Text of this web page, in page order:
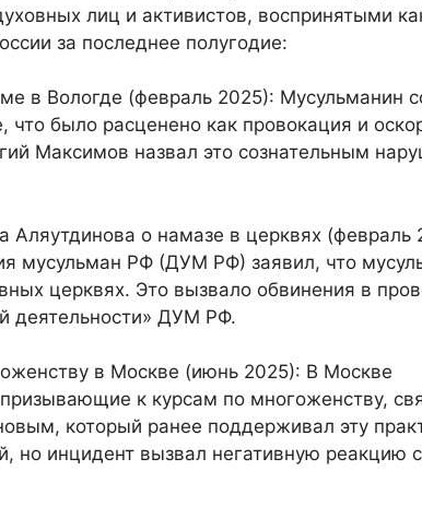
лиц и активистов, воспринятыми
за последнее полугодие:
в Вологде (февраль 2025): Мусульманин
было расценено как провокация и
Максимов назвал это сознательным
Аляутдинова о намазе в церквях (февраль
мусульман РФ (ДУМ РФ) заявил, что
церквях. Это вызвало обвинения в
деятельности» ДУМ РФ.
в Москве (июнь 2025): В Москве
призывающие к курсам по многоженству,
который ранее поддерживал эту
но инцидент вызвал негативную реакцию